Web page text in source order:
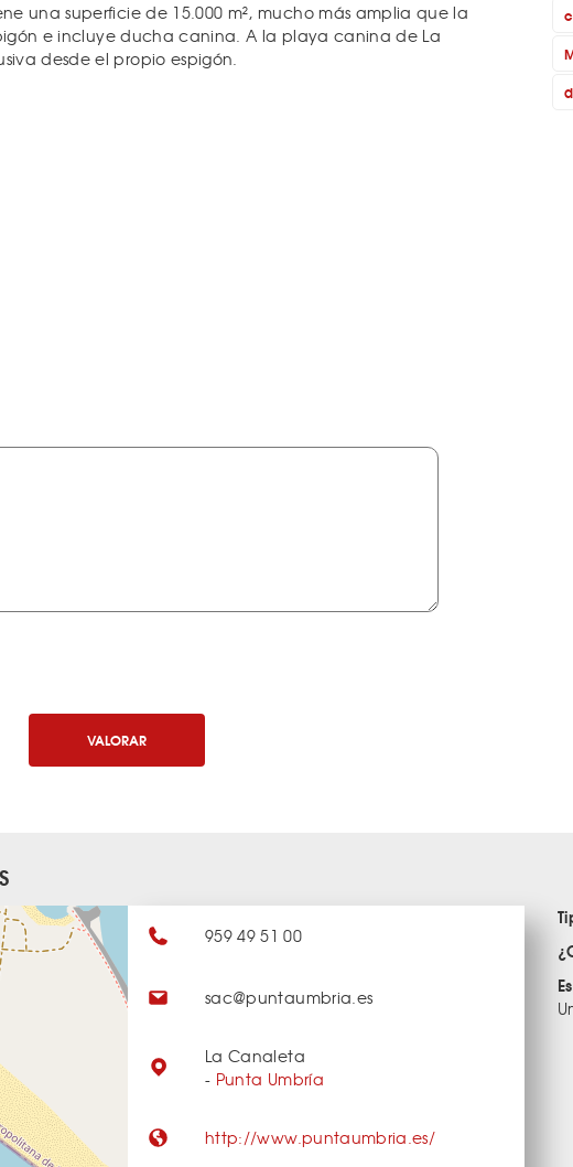
una superficie de 15.000 m², mucho más amplia que la
e incluye ducha canina. A la playa canina de La
desde el propio espigón.
VALORAR
959 49 51 00
sac@puntaumbria.es
La Canaleta
- Punta Umbría
http://www.puntaumbria.es/